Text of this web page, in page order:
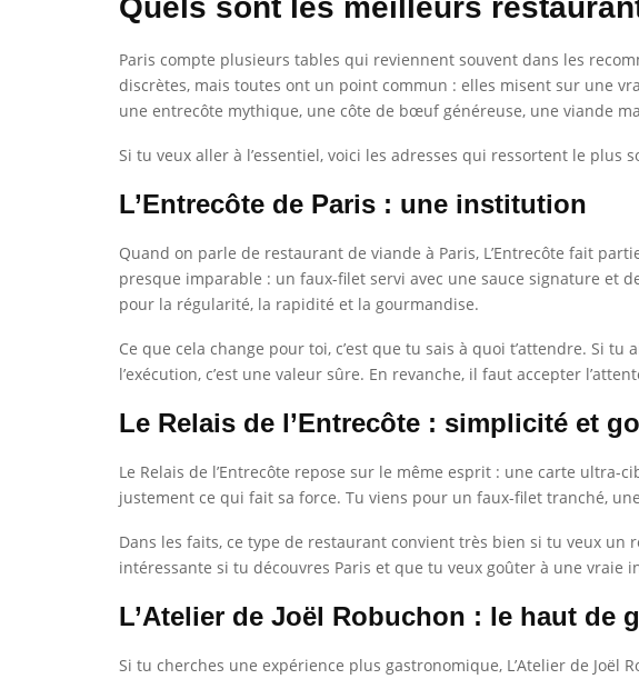
Quels sont les meilleurs
Paris compte plusieurs tables qui reviennent souvent dans les
discrètes, mais toutes ont un point commun : elles misent sur une
une entrecôte mythique, une côte de bœuf généreuse, une viande
Si tu veux aller à l’essentiel, voici les adresses qui ressortent le
L’Entrecôte de Paris : une institution
Quand on parle de restaurant de viande à Paris, L’Entrecôte fait
presque imparable : un faux-filet servi avec une sauce signature et
pour la régularité, la rapidité et la gourmandise.
Ce que cela change pour toi, c’est que tu sais à quoi t’attendre. Si
l’exécution, c’est une valeur sûre. En revanche, il faut accepter
Le Relais de l’Entrecôte : simplicité et
Le Relais de l’Entrecôte repose sur le même esprit : une carte
justement ce qui fait sa force. Tu viens pour un faux-filet tranché,
Dans les faits, ce type de restaurant convient très bien si tu veux un
intéressante si tu découvres Paris et que tu veux goûter à une vraie
L’Atelier de Joël Robuchon : le haut de
Si tu cherches une expérience plus gastronomique, L’Atelier de